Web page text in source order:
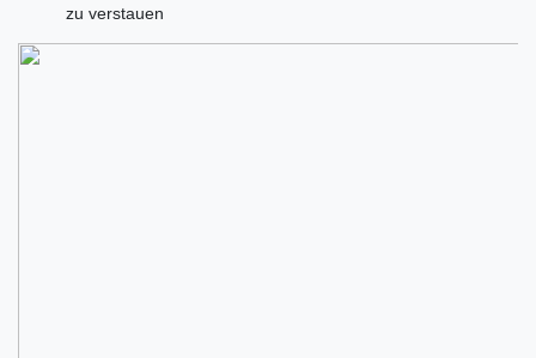
zu verstauen